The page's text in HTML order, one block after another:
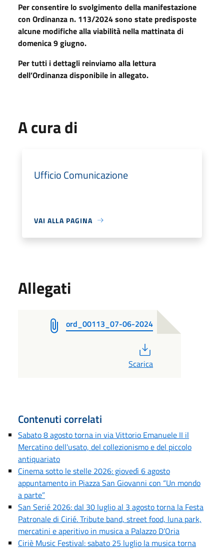
Per consentire lo svolgimento della manifestazione
con Ordinanza n. 113/2024 sono state predisposte
alcune modifiche alla viabilità nella mattinata di
domenica 9 giugno.
Per tutti i dettagli reinviamo alla lettura
dell’Ordinanza disponibile in allegato.
A cura di
Ufficio Comunicazione
VAI ALLA PAGINA
Allegati
ord_00113_07-06-2024
Scarica
Contenuti correlati
Sabato 8 agosto torna in via Vittorio Emanuele II il
Mercatino dell'usato, del collezionismo e del piccolo
antiquariato
Cinema sotto le stelle 2026: giovedì 6 agosto
appuntamento in Piazza San Giovanni con “Un mondo
a parte”
San Serié 2026: dal 30 luglio al 3 agosto torna la Festa
Patronale di Cirié. Tribute band, street food, luna park,
mercatini e aperitivo in musica a Palazzo D’Oria
Ciriè Music Festival: sabato 25 luglio la musica torna